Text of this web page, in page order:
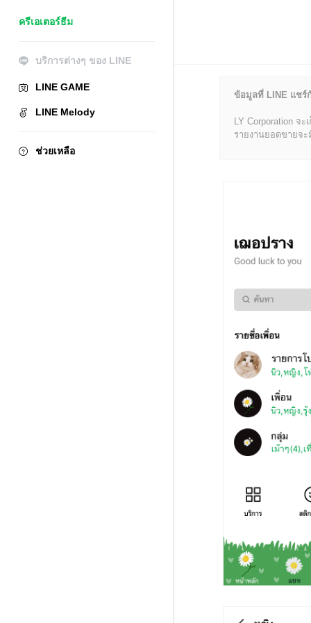
ครีเอเตอร์ธีม
บริการต่างๆ ของ LINE
LINE GAME
LINE Melody
ช่วยเหลือ
ข้อมูลที่ LINE แชร์กั
LY Corporation จ
รายงานยอดขายจ